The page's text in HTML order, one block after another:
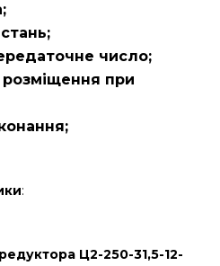
число;
розміщення при
:
Ц2-250-31,5-12-